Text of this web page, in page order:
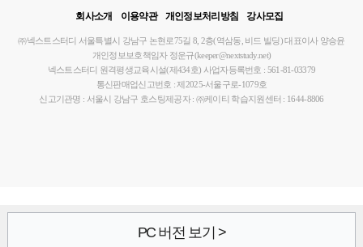
회사소개 이용약관 개인정보처리방침 강사모집
㈜넥스트스터디 서울특별시 강남구 논현로75길 8, 2층(역삼동, 비드 빌딩)대표이사 양승윤
개인정보보호책임자 정운규(keeper@nextstudy.net)
넥스트스터디 원격평생교육시설(제434호) 사업자등록번호 : 561-81-03379
통신판매업신고번호 : 제2025-서울구로-1079호
신고기관명 : 서울시 강남구 호스팅제공자 : ㈜케이티 학습지원센터 : 1644-8806
PC 버전 보기 >